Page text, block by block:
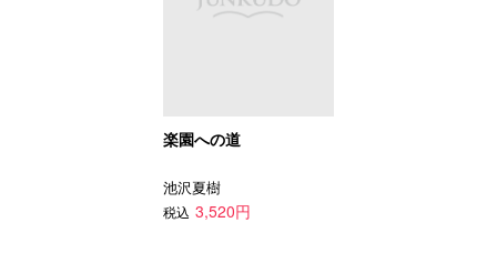
楽園への道
池沢夏樹
税込 3,520円